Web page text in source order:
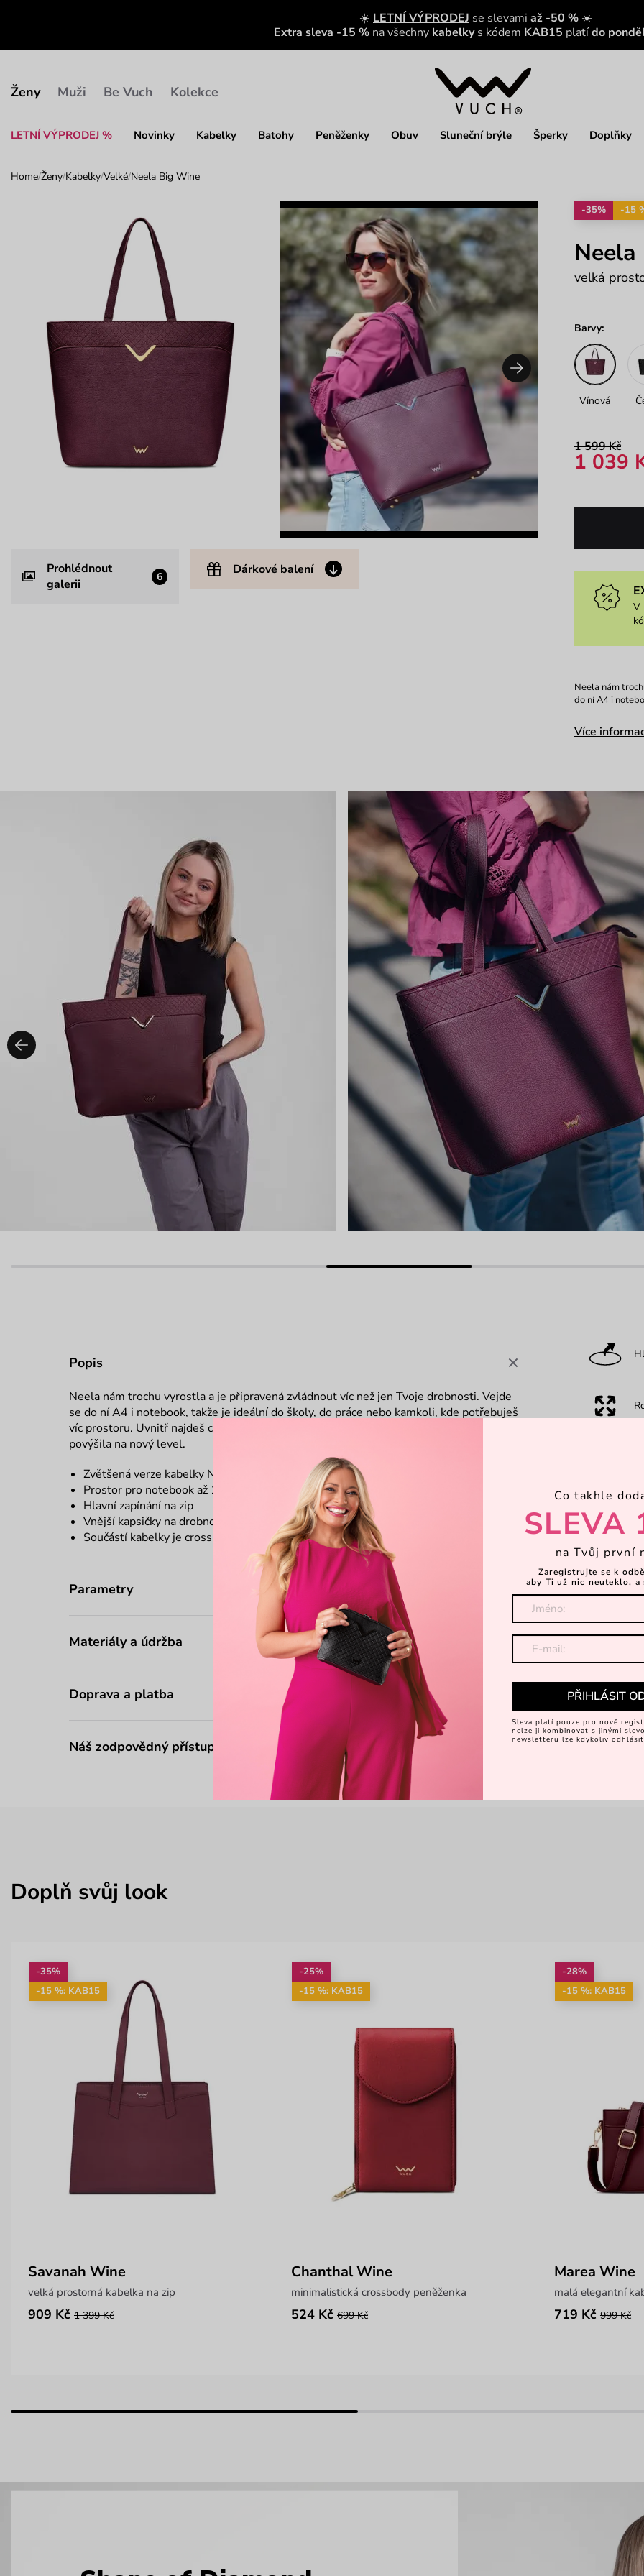
☀️ LETNÍ VÝPRODEJ se slevami až -50 % ☀️
Extra sleva -15 % na všechny kabelky s kódem KAB15 platído
Ženy
LETNÍ VÝPRODEJ % Novinky Kabelky Batohy Peněženky Obuv Sluneční brýle Šperky Doplňky
Muži Be Vuch Kolekce
Home/Ženy/Kabelky/Velké/Neela Big Wine
Prohlédnout
galerii
6 Dárkové balení
-35% -15
velká
Barvy:
Vínová
1 599 Kč
1 039
V
Neela nám
do ní A4 i
Více
Popis
Neela nám trochu vyrostla a je připravená zvládnout víc než jen Tvoje drobnosti. Vejde
se do ní A4 i notebook, takže je ideální do školy, do práce nebo kamkoli, kde potřebuješ
víc prostoru. Uvnitř najdeš chytré kapsy na všechno potřebné. Styl zůstává, jen kapacita
povýšila na nový level.
Zvětšená verze kabelky Neela
Prostor pro notebook až 13,3"
Hlavní zapínání na zip
Vnější kapsičky na drobnosti
Součástí kabelky je crossbody popruh
Parametry
Materiály a údržba
Doprava a platba
Náš zodpovědný přístup
Doplň svůj look
-35%
-15 %: KAB15
Savanah Wine
velká prostorná kabelka na zip
909 Kč 1 399 Kč
-25%
-15 %: KAB15
Chanthal Wine
minimalistická crossbody peněženka
524 Kč 699 Kč
-28%
-15 %: KAB15
Marea Wine
malá elegantní
719 Kč 999 Kč
Co takhle
SLEVA
na Tvůj první
Zaregistrujte se k
aby Ti už nic neuteklo, a
PŘIHLÁSIT
Sleva platí pouze pro nově
nelze ji kombinovat s jinými
newsletteru lze kdykoliv